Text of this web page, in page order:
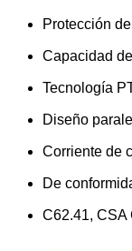
Protección
Capacidad
Tecnología
Diseño
Corriente de
De
C62.41, CSA